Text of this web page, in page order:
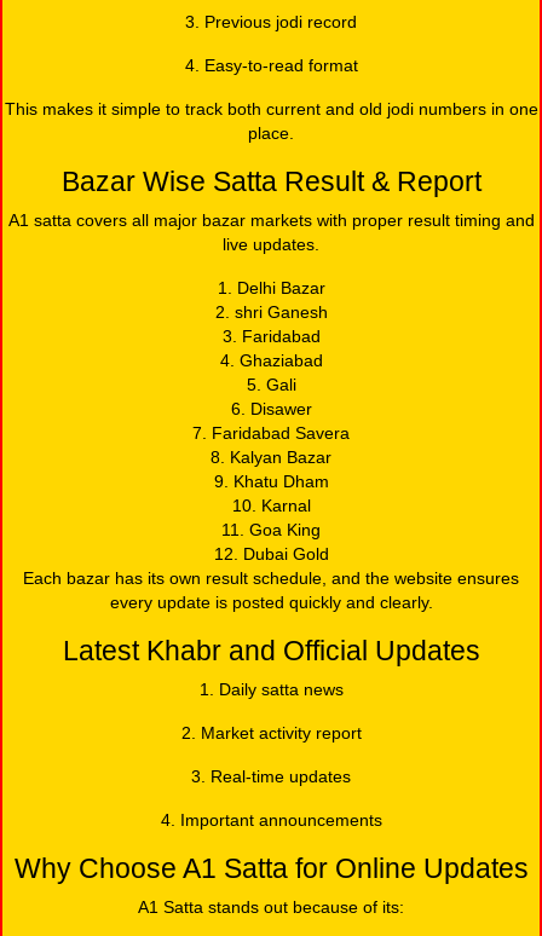
3. Previous jodi record
4. Easy-to-read format
This makes it simple to track both current and old jodi numbers in one
place.
Bazar Wise Satta Result & Report
A1 satta covers all major bazar markets with proper result timing and
live updates.
1. Delhi Bazar
2. shri Ganesh
3. Faridabad
4. Ghaziabad
5. Gali
6. Disawer
7. Faridabad Savera
8. Kalyan Bazar
9. Khatu Dham
10. Karnal
11. Goa King
12. Dubai Gold
Each bazar has its own result schedule, and the website ensures
every update is posted quickly and clearly.
Latest Khabr and Official Updates
1. Daily satta news
2. Market activity report
3. Real-time updates
4. Important announcements
Why Choose A1 Satta for Online Updates
A1 Satta stands out because of its: